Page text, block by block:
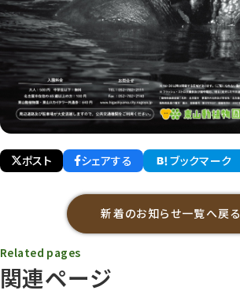
ポスト シェアする ブックマーク
新着のお知らせ一覧へ戻る
関連ページ
Related pages